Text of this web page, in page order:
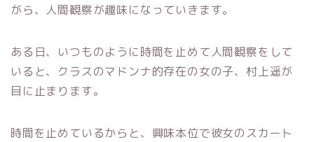
がら、人間観察が趣味になっていきます。
ある日、いつものように時間を止めて人間観察をして
いると、クラスのマドンナ的存在の女の子、村上遥が
目に止まります。
時間を止めているからと、興味本位で彼女のスカート